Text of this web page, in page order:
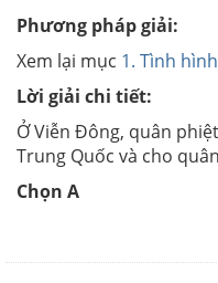
Phương pháp giải:
Xem lại mục 1. Tình
Lời giải chi tiết:
Ở Viễn Đông, quân
Trung Quốc và cho
Chọn A